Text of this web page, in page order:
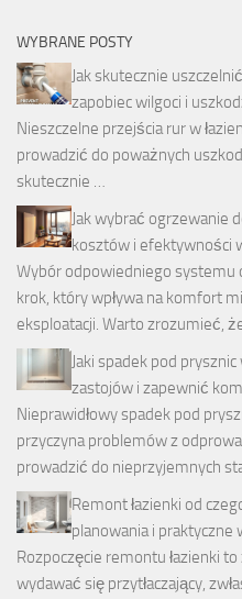
WYBRANE POSTY
Jak skutecznie
zapobiec wilgoci i
Nieszczelne przejścia rur w
prowadzić do poważnych
skutecznie …
Jak wybrać ogrzewanie
kosztów i efektywności
Wybór odpowiedniego systemu
krok, który wpływa na komfort
eksploatacji. Warto zrozumieć,
Jaki spadek pod
zastojów i zapewnić
Nieprawidłowy spadek pod
przyczyna problemów z
prowadzić do nieprzyjemnych
Remont łazienki od
planowania i praktyczne
Rozpoczęcie remontu łazienki
wydawać się przytłaczający,